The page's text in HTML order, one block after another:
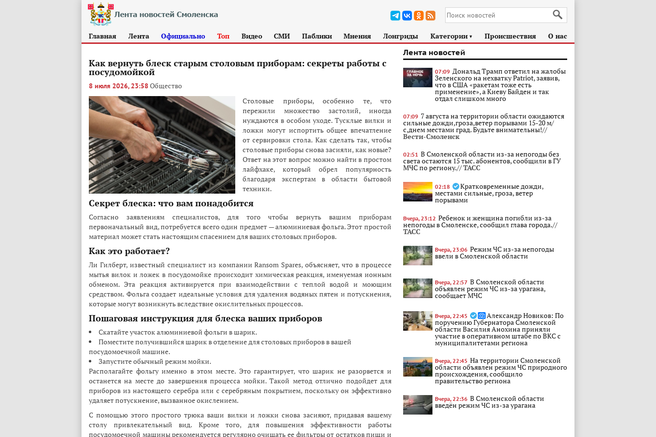
Главная Лента Официально Топ Видео СМИ Паблики Мнения Лонгриды Категории ► Происшествия О нас
Как вернуть блеск старым столовым приборам: секреты работы с
посудомойкой
8 июля 2026, 23:58 Общество
Столовые приборы, особенно те, что
пережили множество застолий, иногда
нуждаются в особом уходе. Тусклые вилки и
ложки могут испортить общее впечатление
от сервировки стола. Как сделать так, чтобы
столовые приборы снова засияли, как новые?
Ответ на этот вопрос можно найти в простом
лайфхаке, который обрел популярность
благодаря экспертам в области бытовой
техники.
Секрет блеска: что вам понадобится
Согласно заявлениям специалистов, для того чтобы вернуть вашим приборам
первоначальный вид, потребуется всего один предмет — алюминиевая фольга. Этот простой
материал может стать настоящим спасением для ваших столовых приборов.
Как это работает?
Ли Гилберт, известный специалист из компании Ransom Spares, объясняет, что в процессе
мытья вилок и ложек в посудомойке происходит химическая реакция, именуемая ионным
обменом. Эта реакция активируется при взаимодействии с теплой водой и моющим
средством. Фольга создает идеальные условия для удаления водяных пятен и потускнения,
которые могут возникнуть вследствие окислительных процессов.
Пошаговая инструкция для блеска ваших приборов
Скатайте участок алюминиевой фольги в шарик.
Поместите получившийся шарик в отделение для столовых приборов в вашей
посудомоечной машине.
Запустите обычный режим мойки.
Располагайте фольгу именно в этом месте. Это гарантирует, что шарик не разорвется и
останется на месте до завершения процесса мойки. Такой метод отлично подойдет для
приборов из настоящего серебра или с серебряным покрытием, поскольку он эффективно
удаляет потускнение, вызванное окислением.
С помощью этого простого трюка ваши вилки и ложки снова засияют, придавая вашему
столу привлекательный вид. Кроме того, для повышения эффективности работы
посудомоечной машины рекомендуется регулярно очищать ее фильтры от остатков пищи и
Лента новостей
07:09 Дональд Трамп ответил на жалобы
Зеленского на нехватку Patriot, заявив,
что в США «ракетам тоже есть
применение», а Киеву Байден и так
отдал слишком много
07:09 7 августа на территории области ожидаются
сильные дожди,гроза,ветер порывами 15-20 м/
с,днем местами град. Будьте внимательны!//
Вести-Смоленск
02:51 В Смоленской области из-за непогоды без
света остаются 15 тыс. абонентов, сообщили в ГУ
МЧС по региону.//ТАСС
02:18 Кратковременные дожди,
местами сильные, гроза, ветер
порывами
Вчера, 23:12 Ребенок и женщина погибли из-за
непогоды в Смоленске, сообщил глава города.//
ТАСС
Вчера, 23:06 Режим ЧС из-за непогоды
ввели в Смоленской области
Вчера, 22:57 В Смоленской области
объявлен режим ЧС из-за урагана,
сообщает МЧС
Вчера, 22:45 Александр Новиков: По
поручению Губернатора Смоленской
области Василия Анохина приняли
участие в оперативном штабе по ВКС с
муниципалитетами региона
Вчера, 22:45 На территории Смоленской
области объявлен режим ЧС природного
происхождения, сообщило
правительство региона
Вчера, 22:36 В Смоленской области
введён режим ЧС из-за урагана